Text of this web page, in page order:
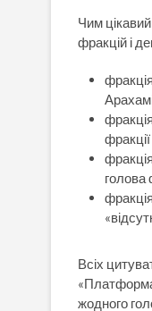
Чим
фракцій і
голова
Всіх
«Платформа
жодного